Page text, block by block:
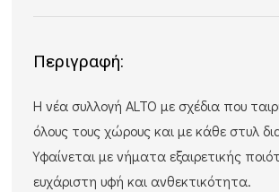
Περιγραφή:
Η νέα συλλογή ALTO με σχέδια που
όλους τους χώρους και με κάθε στυλ
Υφαίνεται με νήματα εξαιρετικής
ευχάριστη υφή και ανθεκτικότητα.